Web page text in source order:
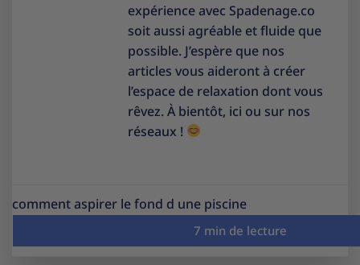
expérience avec Spadenage.co
soit aussi agréable et fluide que
possible. J’espère que nos
articles vous aideront à créer
l’espace de relaxation dont vous
rêvez. À bientôt, ici ou sur nos
réseaux !
comment aspirer le fond d une piscine